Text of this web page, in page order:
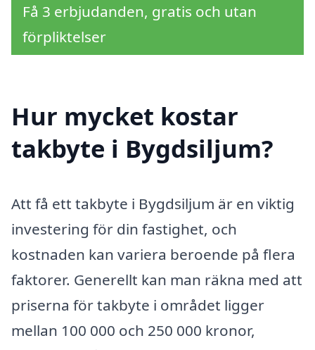
Få 3 erbjudanden, gratis och utan
förpliktelser
Hur mycket kostar
takbyte i Bygdsiljum?
Att få ett takbyte i Bygdsiljum är en viktig
investering för din fastighet, och
kostnaden kan variera beroende på flera
faktorer. Generellt kan man räkna med att
priserna för takbyte i området ligger
mellan 100 000 och 250 000 kronor,